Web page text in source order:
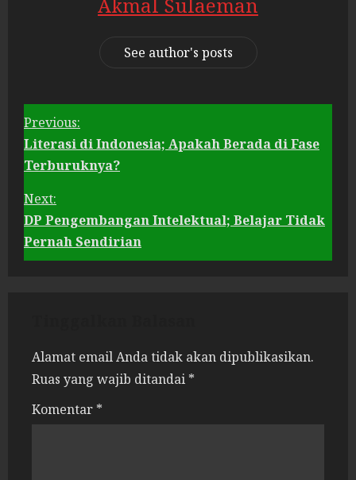
Akmal Sulaeman
See author's posts
C
o
n
n
u
Previous:
Literasi di Indonesia; Apakah Berada di Fase
Terburuknya?
Next:
DP Pengembangan Intelektual; Belajar Tidak
Pernah Sendirian
Alamat email Anda tidak akan dipublikasikan.
Ruas yang wajib ditandai *
Komentar *